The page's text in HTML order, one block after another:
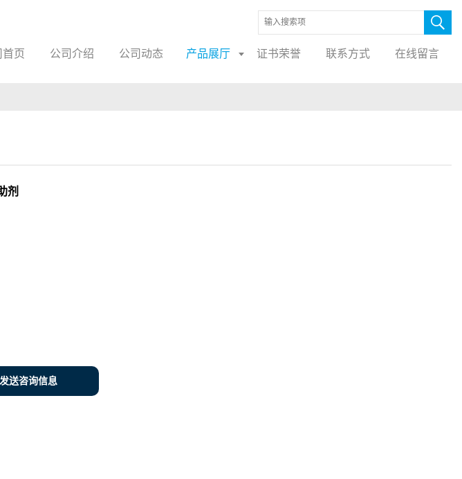
首页 公司介绍 公司动态 产品展厅 证书荣誉 联系方式 在线留言
剂
发送咨询信息